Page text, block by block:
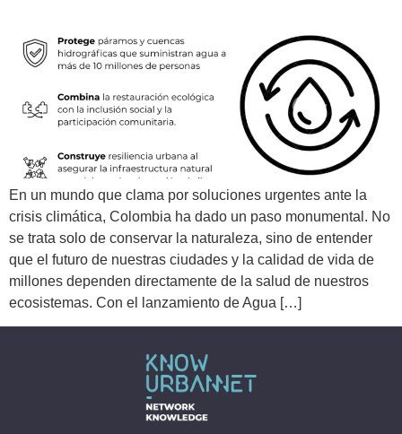
En un mundo que clama por soluciones urgentes ante la
crisis climática, Colombia ha dado un paso monumental. No
se trata solo de conservar la naturaleza, sino de entender
que el futuro de nuestras ciudades y la calidad de vida de
millones dependen directamente de la salud de nuestros
ecosistemas. Con el lanzamiento de Agua […]